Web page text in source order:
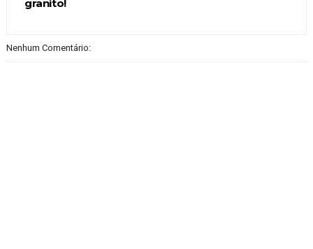
granito!
Nenhum Comentário: